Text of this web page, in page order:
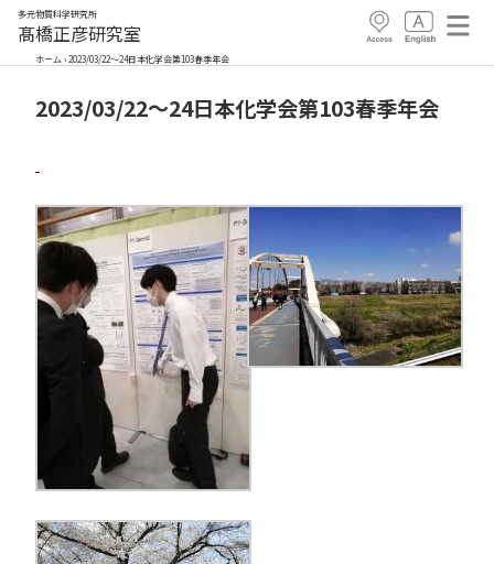
多元物質科学研究所
髙橋正彦研究室
ホーム ›2023/03/22～24日本化学会第103春季年会
2023/03/22～24日本化学会第103春季年会